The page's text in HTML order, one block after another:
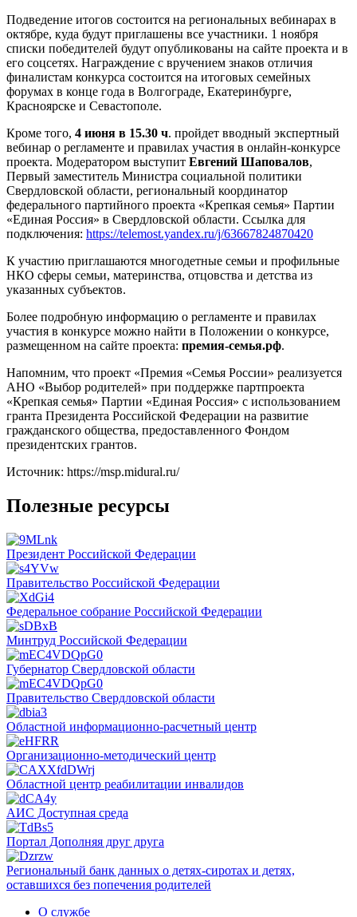
Подведение итогов состоится на региональных вебинарах в
октябре, куда будут приглашены все участники. 1 ноября
списки победителей будут опубликованы на сайте проекта и в
его соцсетях. Награждение с вручением знаков отличия
финалистам конкурса состоится на итоговых семейных
форумах в конце года в Волгограде, Екатеринбурге,
Красноярске и Севастополе.
Кроме того, 4 июня в 15.30 ч. пройдет вводный экспертный
вебинар о регламенте и правилах участия в онлайн-конкурсе
проекта. Модератором выступит Евгений Шаповалов,
Первый заместитель Министра социальной политики
Свердловской области, региональный координатор
федерального партийного проекта «Крепкая семья» Партии
«Единая Россия» в Свердловской области. Ссылка для
подключения: https://telemost.yandex.ru/j/63667824870420
К участию приглашаются многодетные семьи и профильные
НКО сферы семьи, материнства, отцовства и детства из
указанных субъектов.
Более подробную информацию о регламенте и правилах
участия в конкурсе можно найти в Положении о конкурсе,
размещенном на сайте проекта: премия-семья.рф.
Напомним, что проект «Премия «Семья России» реализуется
АНО «Выбор родителей» при поддержке партпроекта
«Крепкая семья» Партии «Единая Россия» с использованием
гранта Президента Российской Федерации на развитие
гражданского общества, предоставленного Фондом
президентских грантов.
Источник: https://msp.midural.ru/
Полезные ресурсы
Президент Российской Федерации
Правительство Российской Федерации
Федеральное собрание Российской Федерации
Минтруд Российской Федерации
Губернатор Свердловской области
Правительство Свердловской области
Областной информационно-расчетный центр
Организационно-методический центр
Областной центр реабилитации инвалидов
АИС Доступная среда
Портал Дополняя друг друга
Региональный банк данных о детях-сиротах и детях,
оставшихся без попечения родителей
О службе